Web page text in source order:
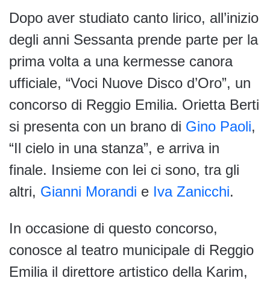
Dopo aver studiato canto lirico, all’inizio
degli anni Sessanta prende parte per la
prima volta a una kermesse canora
ufficiale, “Voci Nuove Disco d’Oro”, un
concorso di Reggio Emilia. Orietta Berti
si presenta con un brano di Gino Paoli,
“Il cielo in una stanza”, e arriva in
finale. Insieme con lei ci sono, tra gli
altri, Gianni Morandi e Iva Zanicchi.
In occasione di questo concorso,
conosce al teatro municipale di Reggio
Emilia il direttore artistico della Karim,